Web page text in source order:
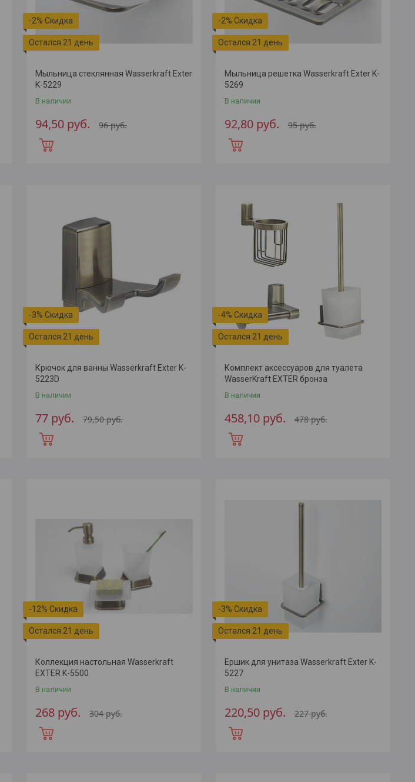
-2%
Остался 21 день
Мыльница стеклянная Wasserkraft Exter
K-5229
В наличии
96руб.
94,50 руб.
-2%
Остался 21 день
Мыльница решетка Wasserkraft Exter K-
5269
В наличии
95руб.
92,80 руб.
-3%
Остался 21 день
Крючок для ванны Wasserkraft Exter K-
5223D
В наличии
79,50руб.
77 руб.
-4%
Остался 21 день
Комплект аксессуаров для туалета
WasserKraft EXTER бронза
В наличии
478руб.
458,10 руб.
-12%
Остался 21 день
Коллекция настольная Wasserkraft
EXTER K-5500
В наличии
304руб.
268 руб.
-3%
Остался 21 день
Ершик для унитаза Wasserkraft Exter K-
5227
В наличии
227руб.
220,50 руб.